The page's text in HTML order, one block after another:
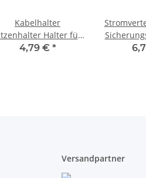
Kabelhalter
Halter für
+ Draht + Kabel
4,79 € *
Versandpartner